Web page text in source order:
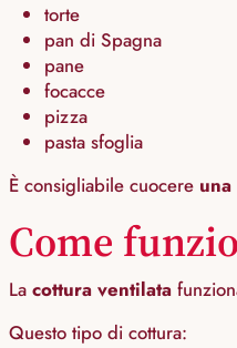
torte
pan di Spagna
pane
focacce
pizza
pasta sfoglia
È consigliabile cuocere
Come
La cottura ventilata
Questo tipo di cottura: